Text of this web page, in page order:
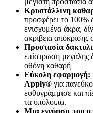
Κρυστάλλινη
προσφέρει το 100%
ενισχυμένα άκρα,
ακρίβεια
Προστασία
επίστρωση μεγάλης
οθόνη καθαρή
Εύκολη εφαρμογή:
Apply® για
ευθυγράμμισε και
τα υπόλοιπα.